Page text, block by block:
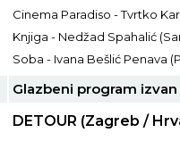
Cinema Paradiso - Tvrtko
Knjiga - Nedžad Spahalić
Soba - Ivana Bešlić Penava
Glazbeni program
DETOUR (Zagreb /